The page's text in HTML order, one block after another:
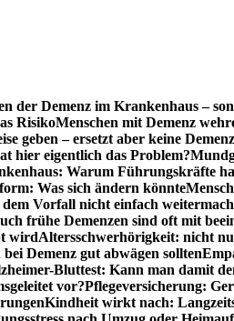
der Demenz im Krankenhaus –
RisikoMenschen mit Demenz
geben – ersetzt aber keine
hier eigentlich das Problem?
Warum Führungskräfte
Was sich ändern könnte
Vorfall nicht einfach
frühe Demenzen sind oft mit
wirdAltersschwerhörigkeit: nicht
Demenz gut abwägen sollten
Bluttest: Kann man damit
vor?Pflegeversicherung:
Kindheit wirkt nach: